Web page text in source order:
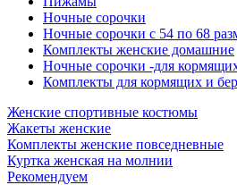
Ночные сорочки
Ночные сорочки с 54 по 68
Комплекты женские домашние
Ночные сорочки -для
Комплекты для кормящих и
Женские спортивные костюмы
Жакеты женские
Комплекты женские повседневные
Куртка женская на молнии
Рекомендуем